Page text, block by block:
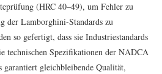
(HRC 40–49), um Fehler zu
der Lamborghini-Standards zu
so gefertigt, dass sie Industriestandards
technischen Spezifikationen der NADCA
gleichbleibende Qualität,